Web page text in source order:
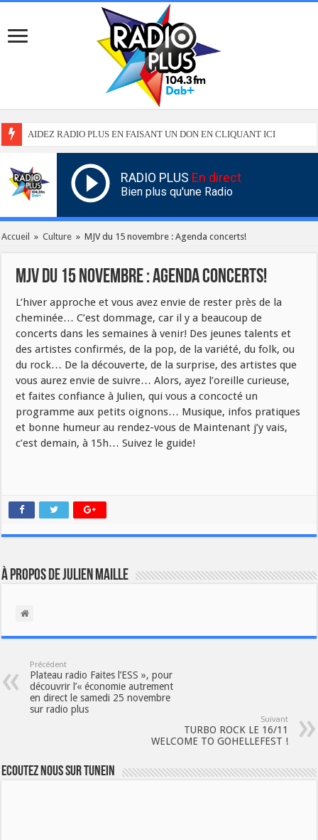
AIDEZ RADIO PLUS EN FAISANT UN DON EN CLIQUANT ICI
RADIO PLUS En direct
Bien plus qu'une Radio
Accueil » Culture » MJV du 15 novembre : Agenda concerts!
MJV du 15 novembre : Agenda concerts!
L’hiver approche et vous avez envie de rester près de la
cheminée… C’est dommage, car il y a beaucoup de
concerts dans les semaines à venir! Des jeunes talents et
des artistes confirmés, de la pop, de la variété, du folk, ou
du rock… De la découverte, de la surprise, des artistes que
vous aurez envie de suivre… Alors, ayez l’oreille curieuse,
et faites confiance à Julien, qui vous a concocté un
programme aux petits oignons… Musique, infos pratiques
et bonne humeur au rendez-vous de Maintenant j’y vais,
c’est demain, à 15h… Suivez le guide!
À propos de Julien Maille
Précédent
Plateau radio Faites l’ESS », pour
découvrir l’« économie autrement
en direct le samedi 25 novembre
sur radio plus
Suivant
TURBO ROCK LE 16/11
WELCOME TO GOHELLEFEST !
Ecoutez nous sur TuneIn